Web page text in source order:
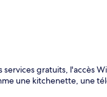
gratuits, l'accès
une kitchenette, une